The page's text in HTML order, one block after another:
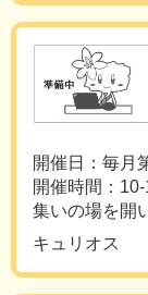
開催日：毎月
開催時間：
集いの場を開
キュリオス